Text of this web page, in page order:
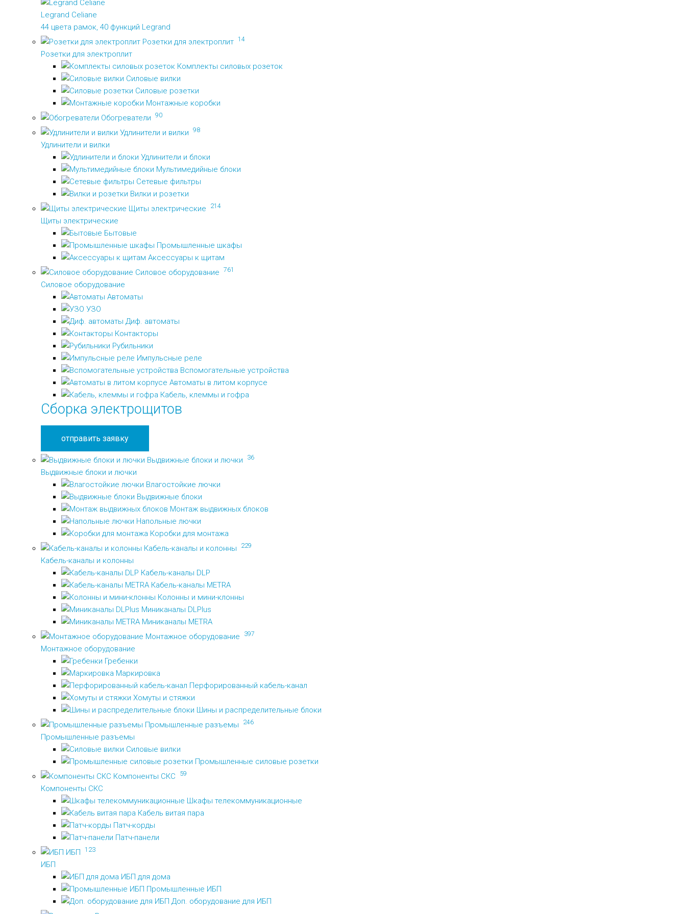
Legrand Celiane
44 цвета рамок, 40 функций Legrand
Розетки для электроплит 14
Розетки для электроплит
Комплекты силовых розеток
Силовые вилки
Силовые розетки
Монтажные коробки
Обогреватели 90
Удлинители и вилки 98
Удлинители и вилки
Удлинители и блоки
Мультимедийные блоки
Сетевые фильтры
Вилки и розетки
Щиты электрические
214
Щиты электрические
Бытовые
Промышленные шкафы
Аксессуары к щитам
Силовое оборудование 761
Силовое оборудование
Автоматы
УЗО
Диф. автоматы
Контакторы
Рубильники
Импульсные реле
Вспомогательные устройства
Автоматы в литом корпусе
Кабель, клеммы и гофра
Сборка электрощитов
отправить заявку
Выдвижные блоки и лючки 36
Выдвижные блоки и лючки
Влагостойкие лючки
Выдвижные блоки
Монтаж выдвижных блоков
Напольные лючки
Коробки для монтажа
Кабель-каналы и колонны
229
Кабель-каналы и колонны
Кабель-каналы DLP
Кабель-каналы METRA
Колонны и мини-клонны
Миниканалы DLPlus
Миниканалы METRA
Монтажное оборудование
397
Монтажное оборудование
Гребенки
Маркировка
Перфорированный кабель-канал
Хомуты и стяжки
Шины и распределительные блоки
Промышленные разъемы
246
Промышленные разъемы
Силовые вилки
Промышленные силовые розетки
Компоненты СКС
59
Компоненты СКС
Шкафы телекоммуникационные
Кабель витая пара
Патч-корды
Патч-панели
ИБП 123
ИБП
ИБП для дома
Промышленные ИБП
Доп. оборудование для ИБП